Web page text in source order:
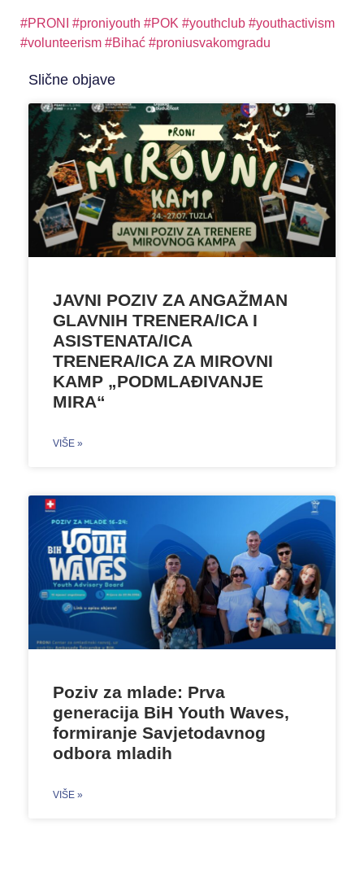
#PRONI #proniyouth #POK #youthclub #youthactivism
#volunteerism #Bihać #proniusvakomgradu
Slične objave
JAVNI POZIV ZA ANGAŽMAN
GLAVNIH TRENERA/ICA I
ASISTENATA/ICA
TRENERA/ICA ZA MIROVNI
KAMP „PODMLAĐIVANJE
MIRA“
VIŠE »
Poziv za mlade: Prva
generacija BiH Youth Waves,
formiranje Savjetodavnog
odbora mladih
VIŠE »